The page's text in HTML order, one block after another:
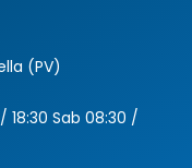
(PV)
18:30 Sab 08:30 /